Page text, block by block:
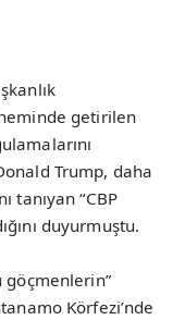
getirilen
Trump, daha
tanıyan “CBP
duyurmuştu.
göçmenlerin”
Körfezi’nde